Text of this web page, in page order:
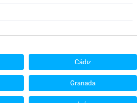
Cádiz
Granada